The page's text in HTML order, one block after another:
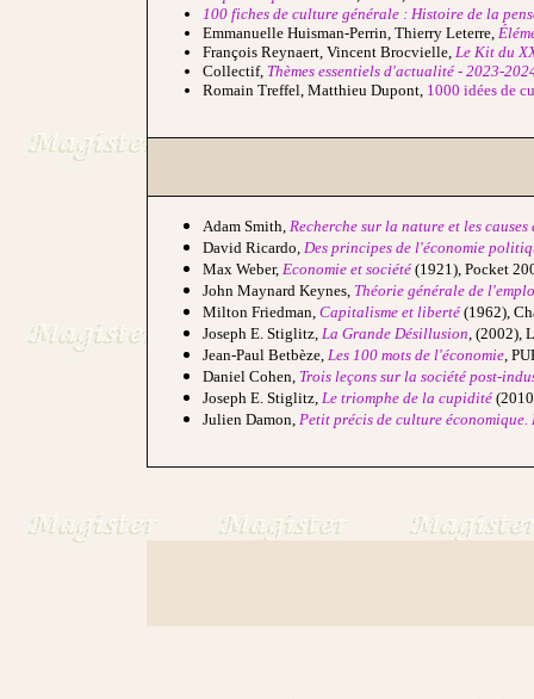
100 fiches de culture générale : Histoire de la
Emmanuelle Huisman-Perrin, Thierry Leterre,
François Reynaert, Vincent Brocvielle, Le Kit du
Collectif, Thèmes essentiels d'actualité - 2023-
Romain Treffel, Matthieu Dupont, 1000 idées de
Adam Smith, Recherche sur la nature et les
David Ricardo, Des principes de l'économie
Max Weber, Economie et société (1921), Pocket
John Maynard Keynes, Théorie générale de
Milton Friedman, Capitalisme et liberté (1962),
Joseph E. Stiglitz, La Grande Désillusion, (2002),
Jean-Paul Betbèze, Les 100 mots de l'économie,
Daniel Cohen, Trois leçons sur la société post-
Joseph E. Stiglitz, Le triomphe de la cupidité
Julien Damon, Petit précis de culture économique.